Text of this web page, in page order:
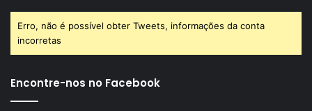
Erro, não é possível obter Tweets, informações da conta
incorretas
Encontre-nos no Facebook